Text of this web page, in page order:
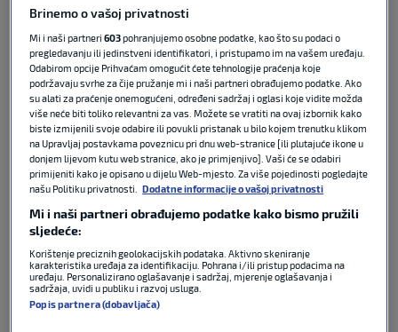
POVEZANO
Dalić: Nema mjesta za
propitivanje mog rada
FIFA WORLD CUP 06. lip 2026 0
Slovenija u ovaj susret ulazi oslabljena jer neće
moći računati na svoju najveću zvijezduBenjamina
Šeška, koji je ozlijeđen.
IzbornikZlatko Dalić
Brinemo o vašoj privatnosti
Mi i naši partneri603pohranjujemo osobne podatke, kao što su podaci o
pregledavanju ili jedinstveni identifikatori, i pristupamo im na vašem uređaju.
Odabirom opcije Prihvaćam omogućit ćete tehnologije praćenja koje
podržavaju svrhe za čije pružanje mi i naši partneri obrađujemo podatke. Ako
su alati za praćenje onemogućeni, određeni sadržaj i oglasi koje vidite možda
više neće biti toliko relevantni za vas. Možete se vratiti na ovaj izbornik kako
biste izmijenili svoje odabire ili povukli pristanak u bilo kojem trenutku klikom
na Upravljaj postavkama poveznicu pri dnu web-stranice [ili plutajuće ikone u
donjem lijevom kutu web stranice, ako je primjenjivo]. Vaši će se odabiri
primijeniti kako je opisano u dijelu Web-mjesto. Za više pojedinosti pogledajte
našu Politiku privatnosti.
Dodatne informacije o vašoj privatnosti
Mi i naši partneri obrađujemo podatke kako bismo pružili
sljedeće:
Korištenje preciznih geolokacijskih podataka. Aktivno skeniranje
karakteristika uređaja za identifikaciju. Pohrana i/ili pristup podacima na
uređaju. Personalizirano oglašavanje i sadržaj, mjerenje oglašavanja i
sadržaja, uvidi u publiku i razvoj usluga.
Popis partnera (dobavljača)